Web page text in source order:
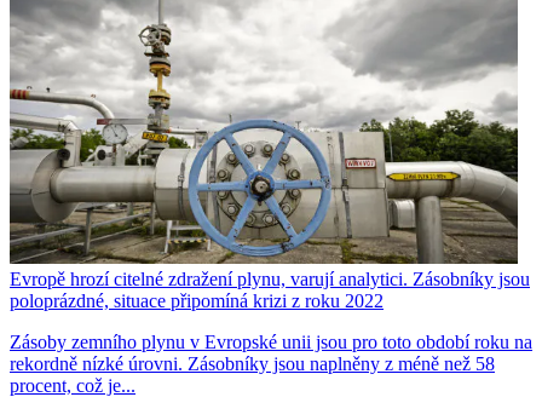
Evropě hrozí citelné zdražení plynu, varují analytici. Zásobníky jsou
poloprázdné, situace připomíná krizi z roku 2022
Zásoby zemního plynu v Evropské unii jsou pro toto období roku na
rekordně nízké úrovni. Zásobníky jsou naplněny z méně než 58
procent, což je...